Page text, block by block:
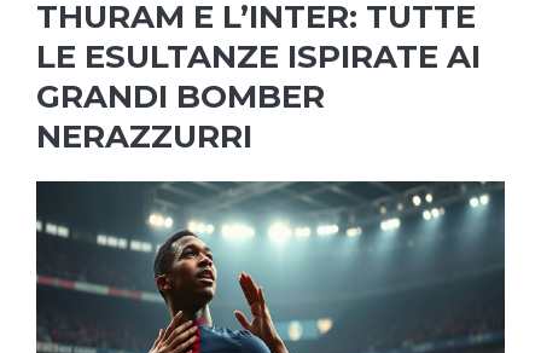
THURAM E L’INTER: TUTTE
LE ESULTANZE ISPIRATE AI
GRANDI BOMBER
NERAZZURRI